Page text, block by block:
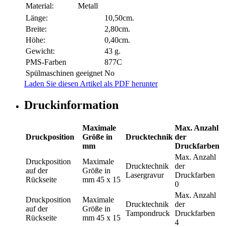
Material:
Metall
Länge:
10,50cm.
Breite:
2,80cm.
Höhe:
0,40cm.
Gewicht:
43 g.
PMS-Farben
877C
Spülmaschinen geeignet No
Laden Sie diesen Artikel als PDF herunter
Druckinformation
Druckposition
Maximale
Größe in
mm
Drucktechnik
Max. Anzahl
der
Druckfarben
Druckposition
auf der
Rückseite
Maximale
Größe in
mm 45 x 15
Drucktechnik
Lasergravur
Max. Anzahl
der
Druckfarben
0
Druckposition
auf der
Rückseite
Maximale
Größe in
mm 45 x 15
Drucktechnik
Tampondruck
Max. Anzahl
der
Druckfarben
4